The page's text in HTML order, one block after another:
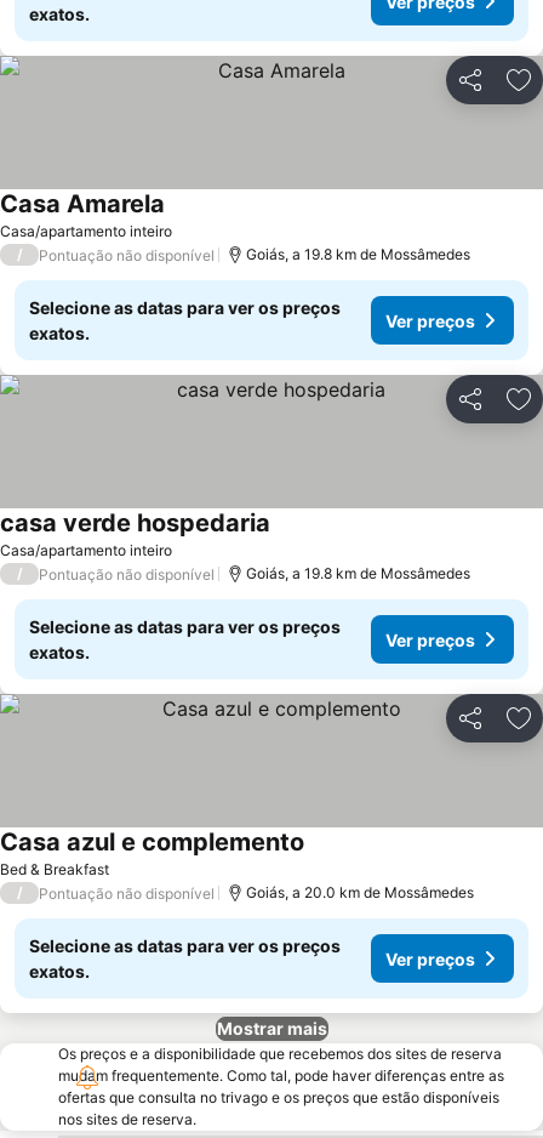
exatos.
Partilhar
Casa/apartamento inteiro
Casa Amarela
/ Pontuação não disponível Goiás, a 19.8 km de Mossâmedes
Selecione as datas para ver os preços
exatos.
Ver preços
Partilhar
Casa/apartamento inteiro
casa verde hospedaria
/ Pontuação não disponível Goiás, a 19.8 km de Mossâmedes
Selecione as datas para ver os preços
exatos.
Ver preços
Partilhar
Bed & Breakfast
Casa azul e complemento
/ Pontuação não disponível Goiás, a 20.0 km de Mossâmedes
Selecione as datas para ver os preços
exatos.
Ver preços
Mostrar mais
Os preços e a disponibilidade que recebemos dos sites de reserva
mudam frequentemente. Como tal, pode haver diferenças entre as
ofertas que consulta no trivago e os preços que estão disponíveis
nos sites de reserva.